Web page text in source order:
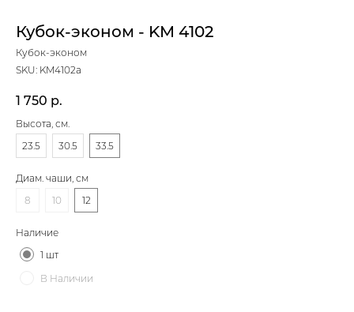
Кубок-эконом - KM 4102
Кубок-эконом
SKU: KM4102a
1 750 р.
Высота, см.
23.5
30.5 33.5
Диам. чаши, см
8
10 12
Наличие
1 шт
В Наличии